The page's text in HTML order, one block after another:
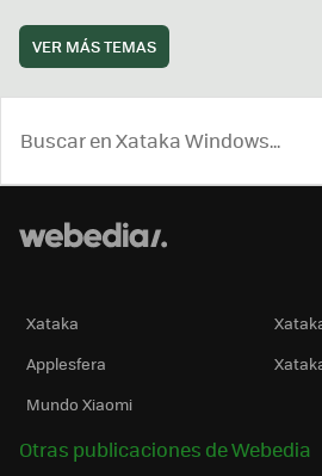
VER MÁS TEMAS
Xataka
Applesfera
Mundo Xiaomi
Otras publicaciones de Webedia